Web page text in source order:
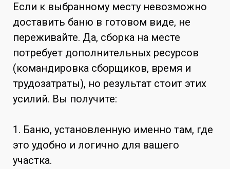
Если к выбранному месту невозможно
доставить баню в готовом виде, не
переживайте. Да, сборка на месте
потребует дополнительных ресурсов
(командировка сборщиков, время и
трудозатраты), но результат стоит этих
усилий. Вы получите:
1. Баню, установленную именно там, где
это удобно и логично для вашего
участка.